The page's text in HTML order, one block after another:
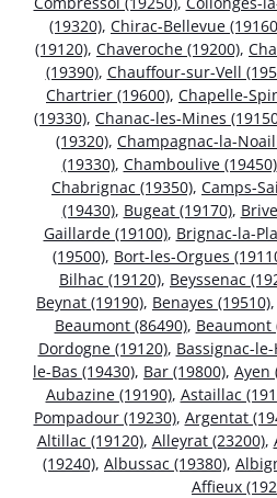
(19320), Chirac-Bellevue
(19120), Chaveroche (19200),
(19390), Chauffour-sur-Vell
Chartrier (19600), Chapelle-
(19330), Chanac-les-Mines
(19320), Champagnac-la-
(19330), Chamboulive (19450)
Chabrignac (19350), Camps-
(19430), Bugeat (19170),
Gaillarde (19100), Brignac-la-
(19500), Bort-les-Orgues
Bilhac (19120), Beyssenac
Beynat (19190), Benayes (19510),
Beaumont (86490), Beaumont
Dordogne (19120), Bassignac-
le-Bas (19430), Bar (19800), Ayen
Aubazine (19190), Astaillac
Pompadour (19230), Argentat
Altillac (19120), Alleyrat (23200),
(19240), Albussac (19380),
Affieux